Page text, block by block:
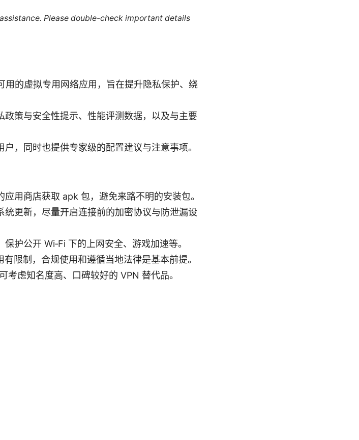
Please double-check important details
的虚拟专用网络应用，旨在提升隐私保护、绕
策与安全性提示、性能评测数据，以及与主要
，同时也提供专家级的配置建议与注意事项。
用商店获取 apk 包，避免来路不明的安装包。
更新，尽量开启连接前的加密协议与防泄漏设
护公开 Wi‑Fi 下的上网安全、游戏加速等。
限制，合规使用和遵循当地法律是基本前提。
虑知名度高、口碑较好的 VPN 替代品。